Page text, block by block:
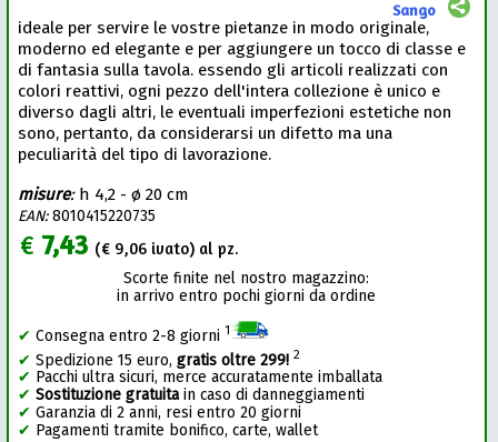
Sango
ideale per servire le vostre pietanze in modo originale,
moderno ed elegante e per aggiungere un tocco di classe e
di fantasia sulla tavola. essendo gli articoli realizzati con
colori reattivi, ogni pezzo dell'intera collezione è unico e
diverso dagli altri, le eventuali imperfezioni estetiche non
sono, pertanto, da considerarsi un difetto ma una
peculiarità del tipo di lavorazione.
misure: h 4,2 - ø 20 cm
EAN:8010415220735
€7,43 (€ 9,06 ivato) al pz.
Scorte finite nel nostro magazzino:
in arrivo entro pochi giorni da ordine
✔ Consegna entro 2-8 giorni 1
✔ Spedizione 15 euro,gratis oltre 299! 2
✔ Pacchi ultra sicuri, merce accuratamente imballata
✔ Sostituzione gratuitain caso di danneggiamenti
✔ Garanzia di 2 anni, resi entro 20 giorni
✔ Pagamenti tramite bonifico, carte, wallet